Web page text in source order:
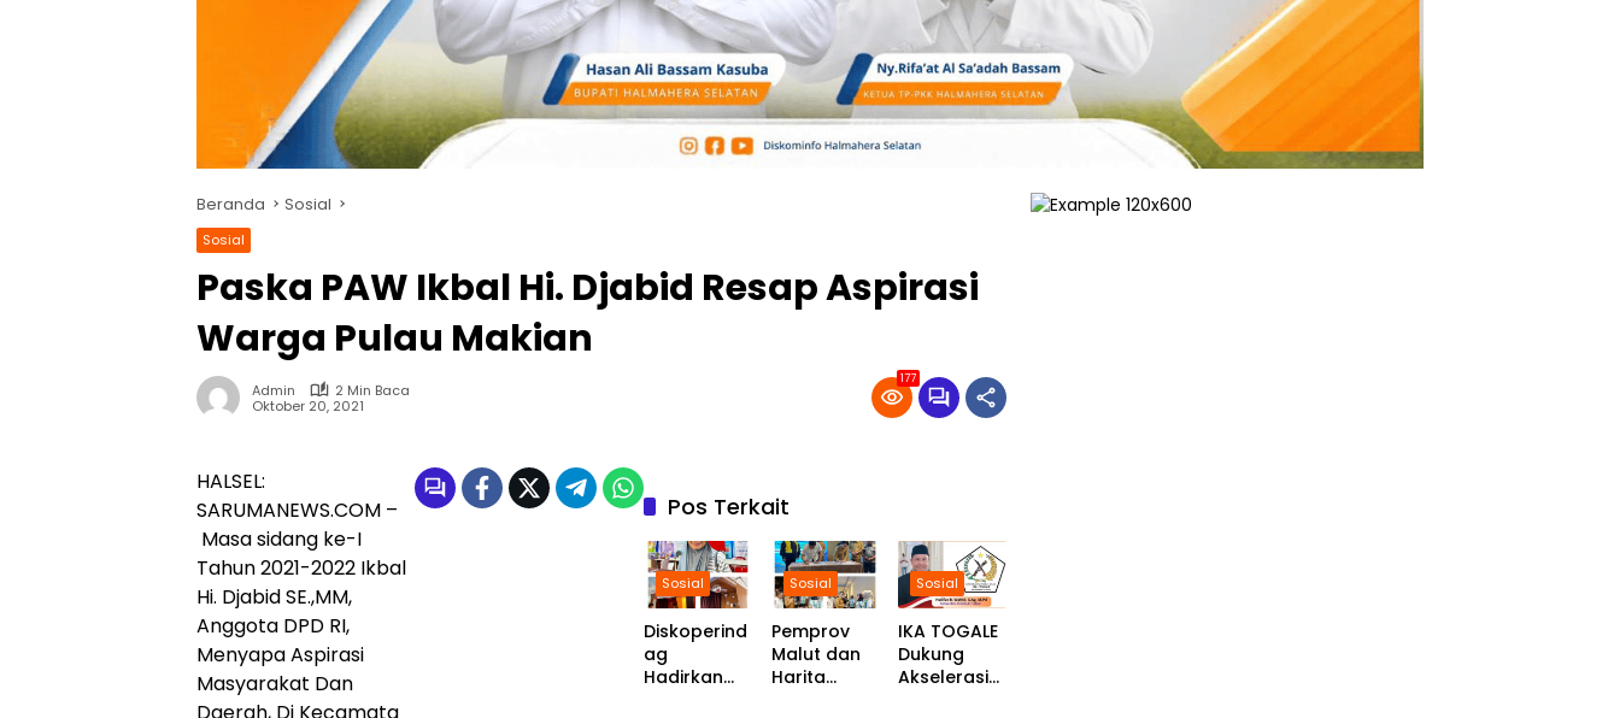
Beranda Sosial
Sosial
Paska PAW Ikbal Hi. Djabid Resap Aspirasi
Warga Pulau Makian
Admin
2 Min Baca
Oktober 20, 2021
177
HALSEL:
SARUMANEWS.COM –
Masa sidang ke-I
Tahun 2021-2022 Ikbal
Hi. Djabid SE.,MM,
Anggota DPD RI,
Menyapa Aspirasi
Masyarakat Dan
Daerah, Di Kecamata
Pos Terkait
Sosial
Diskoperind
ag
Hadirkan
Sosial
Pemprov
Malut dan
Harita
Sosial
IKA TOGALE
Dukung
Akselerasi
Pemerintahan Sosial Sosial